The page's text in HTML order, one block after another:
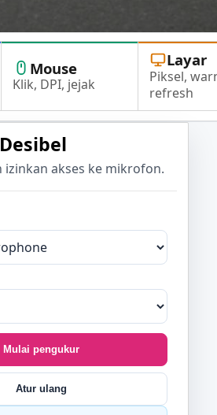
Mouse
Klik, DPI, jejak
Layar
Piksel,
refresh
izinkan akses ke mikrofon.
Mulai pengukur
Atur ulang